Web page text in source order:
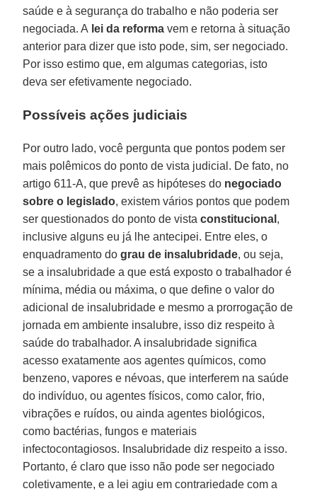
saúde e à segurança do trabalho e não poderia ser
negociada. A lei da reforma vem e retorna à situação
anterior para dizer que isto pode, sim, ser negociado.
Por isso estimo que, em algumas categorias, isto
deva ser efetivamente negociado.
Possíveis ações judiciais
Por outro lado, você pergunta que pontos podem ser
mais polêmicos do ponto de vista judicial. De fato, no
artigo 611-A, que prevê as hipóteses do negociado
sobre o legislado, existem vários pontos que podem
ser questionados do ponto de vistaconstitucional ,
inclusive alguns eu já lhe antecipei. Entre eles, o
enquadramento do grau de insalubridade, ou seja,
se a insalubridade a que está exposto o trabalhador é
mínima, média ou máxima, o que define o valor do
adicional de insalubridade e mesmo a prorrogação de
jornada em ambiente insalubre, isso diz respeito à
saúde do trabalhador. A insalubridade significa
acesso exatamente aos agentes químicos, como
benzeno, vapores e névoas, que interferem na saúde
do indivíduo, ou agentes físicos, como calor, frio,
vibrações e ruídos, ou ainda agentes biológicos,
como bactérias, fungos e materiais
infectocontagiosos. Insalubridade diz respeito a isso.
Portanto, é claro que isso não pode ser negociado
coletivamente, e a lei agiu em contrariedade com a